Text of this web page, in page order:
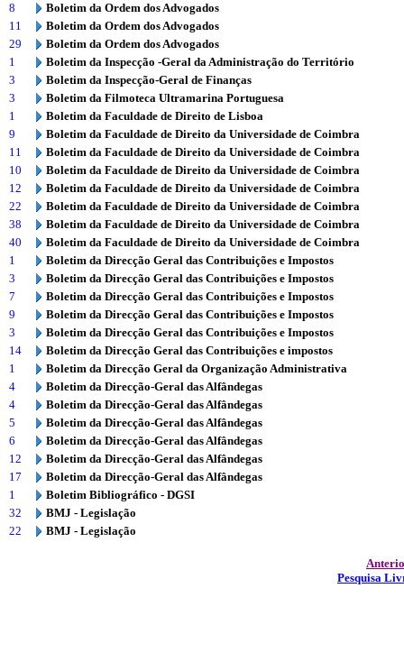
8
Boletim da Ordem dos Advogados
11
Boletim da Ordem dos Advogados
29
Boletim da Ordem dos Advogados
1
Boletim da Inspecção -Geral da Administração do Território
3
Boletim da Inspecção-Geral de Finanças
3
Boletim da Filmoteca Ultramarina Portuguesa
1
Boletim da Faculdade de Direito de Lisboa
9
Boletim da Faculdade de Direito da Universidade de Coimbra
11
Boletim da Faculdade de Direito da Universidade de Coimbra
10
Boletim da Faculdade de Direito da Universidade de Coimbra
12
Boletim da Faculdade de Direito da Universidade de Coimbra
22
Boletim da Faculdade de Direito da Universidade de Coimbra
38
Boletim da Faculdade de Direito da Universidade de Coimbra
40
Boletim da Faculdade de Direito da Universidade de Coimbra
1
Boletim da Direcção Geral das Contribuições e Impostos
3
Boletim da Direcção Geral das Contribuições e Impostos
7
Boletim da Direcção Geral das Contribuições e Impostos
9
Boletim da Direcção Geral das Contribuições e Impostos
3
Boletim da Direcção Geral das Contribuições e Impostos
14
Boletim da Direcção Geral das Contribuições e impostos
1
Boletim da Direcção Geral da Organização Administrativa
4
Boletim da Direcção-Geral das Alfândegas
4
Boletim da Direcção-Geral das Alfândegas
5
Boletim da Direcção-Geral das Alfândegas
6
Boletim da Direcção-Geral das Alfândegas
12
Boletim da Direcção-Geral das Alfândegas
17
Boletim da Direcção-Geral das Alfândegas
1
Boletim Bibliográfico - DGSI
32
BMJ - Legislação
22
BMJ - Legislação
Pesquisa